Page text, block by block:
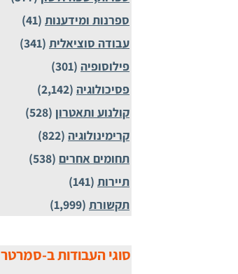
ספרנות ומידענות (41)
עבודה סוציאלית (341)
פילוסופיה (301)
פסיכולוגיה (2,142)
קולנוע ותאטרון (528)
קרימינולוגיה (822)
תחומים אחרים (538)
תיירות (141)
תקשורת (1,999)
סוגי העבודות ב-סמרטר